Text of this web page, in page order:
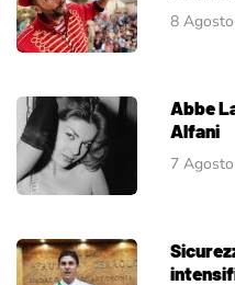
8
Abbe
Alfani
7